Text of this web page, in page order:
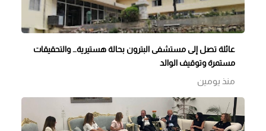
عائلة تصل إلى مستشفى البترون بحالة هستيرية… والتحقيقات
مستمرة وتوقيف الوالد
منذ يومين